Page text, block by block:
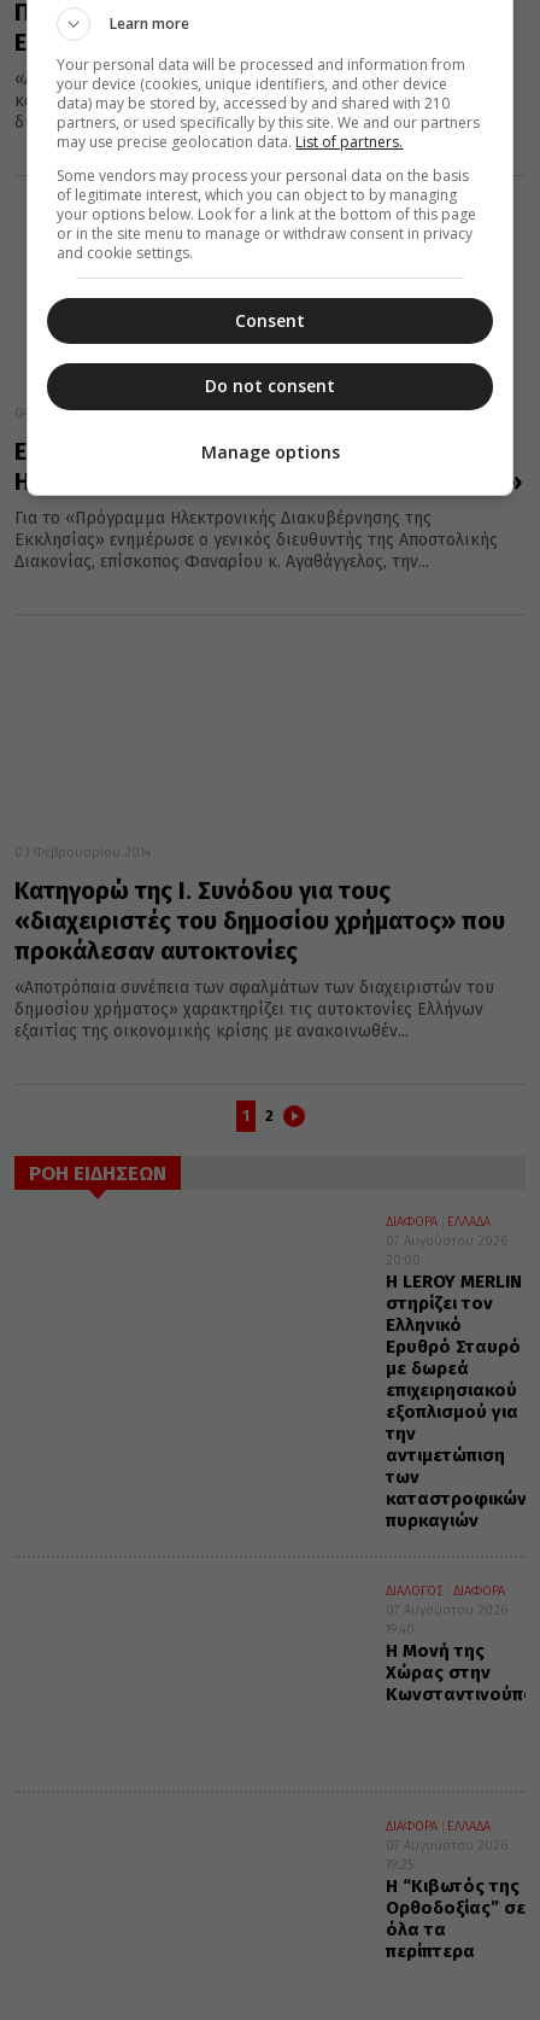
Προβληματισμένος ο Αρχιεπίσκοπος για την
Ευρώπη και την Ενότητα
«Αν προβούμε σε σύγκριση της Ευρωπαϊκής Ενώσεως του χθες
και του σήμερα, θα διαπιστώσουμε ότι η σημερινή εικόνα
δυστυχώς...
04 Φεβρουαρίου 2014
Ενημέρωση της ΔΙΣ για το «Πρόγραμμα
Ηλεκτρονικής Διακυβέρνησης της Εκκλησίας»
Για το «Πρόγραμμα Ηλεκτρονικής Διακυβέρνησης της
Εκκλησίας» ενημέρωσε ο γενικός διευθυντής της Αποστολικής
Διακονίας, επίσκοπος Φαναρίου κ. Αγαθάγγελος, την...
03 Φεβρουαρίου 2014
Κατηγορώ της Ι. Συνόδου για τους
«διαχειριστές του δημοσίου χρήματος» που
προκάλεσαν αυτοκτονίες
«Αποτρόπαια συνέπεια των σφαλμάτων των διαχειριστών του
δημοσίου χρήματος» χαρακτηρίζει τις αυτοκτονίες Ελλήνων
εξαιτίας της οικονομικής κρίσης με ανακοινωθέν...
1 2
ΡΟΗ ΕΙΔΗΣΕΩΝ
ΔΙΑΦΟΡΑ
ΕΛΛΑΔΑ
07 Αυγούστου 2026
20:00
Η LEROY MERLIN
στηρίζει τον
Ελληνικό
Ερυθρό Σταυρό
με δωρεά
επιχειρησιακού
εξοπλισμού για
την
αντιμετώπιση
των
καταστροφικών
πυρκαγιών
ΔΙΑΛΟΓΟΣ
ΔΙΑΦΟΡΑ
07 Αυγούστου 2026
19:40
Η Μονή της
Χώρας στην
ΔΙΑΦΟΡΑ
ΕΛΛΑΔΑ
07 Αυγούστου 2026
19:25
Η “Κιβωτός της
Ορθοδοξίας” σε
όλα τα
περίπτερα
Learn more
Your personal data will be processed and information from
your device (cookies, unique identifiers, and other device
data) may be stored by, accessed by and shared with 210
partners, or used specifically by this site. We and our partners
may use precise geolocation data. List of partners.
Some vendors may process your personal data on the basis
of legitimate interest, which you can object to by managing
your options below. Look for a link at the bottom of this page
or in the site menu to manage or withdraw consent in privacy
and cookie settings.
Consent
Do not consent
Manage options